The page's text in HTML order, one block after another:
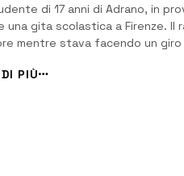
di 17 anni di Adrano, in
una gita scolastica a Firenze. Il
mentre stava facendo un
il sequestro della salma per
PIÙ